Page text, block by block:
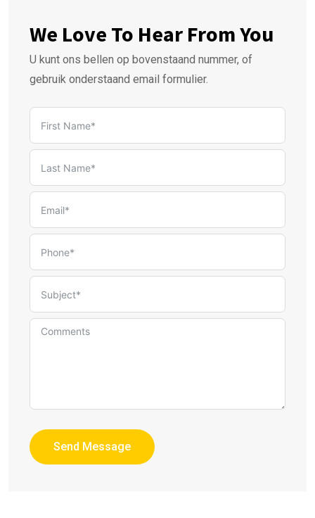
We Love To Hear From You
U kunt ons bellen op bovenstaand nummer, of
gebruik onderstaand email formulier.
Send Message